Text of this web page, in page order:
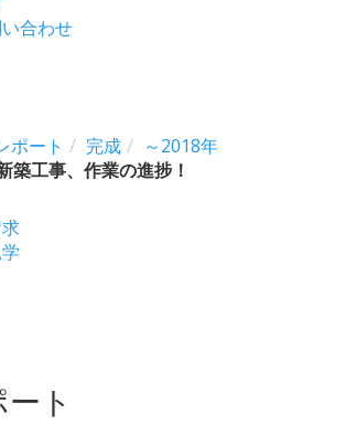
合わせ
ポート 完成
～2018年
築工事、作業の進捗！
ト